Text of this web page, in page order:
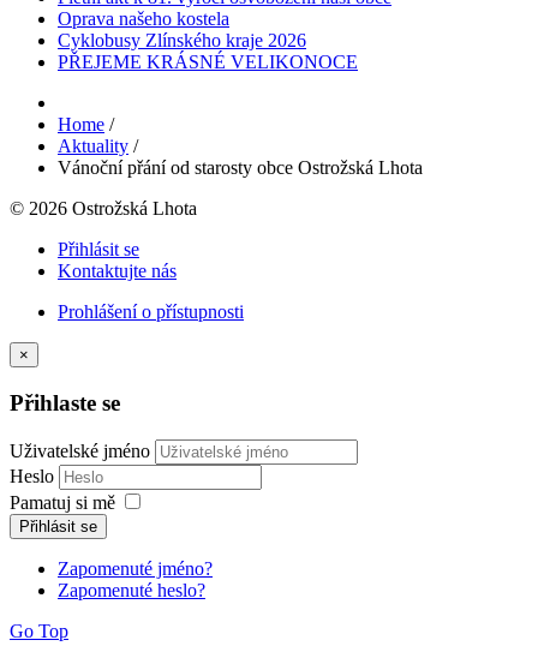
Oprava našeho kostela
Cyklobusy Zlínského kraje 2026
PŘEJEME KRÁSNÉ VELIKONOCE
Home /
Aktuality /
Vánoční přání od starosty obce Ostrožská Lhota
© 2026 Ostrožská Lhota
Přihlásit se
Kontaktujte nás
Prohlášení o přístupnosti
×
Přihlaste se
Uživatelské jméno
Heslo
Pamatuj si mě
Přihlásit se
Zapomenuté jméno?
Zapomenuté heslo?
Go Top